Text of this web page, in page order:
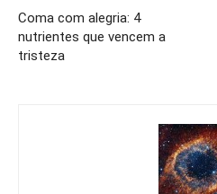
Coma com alegria: 4
nutrientes que vencem a
tristeza